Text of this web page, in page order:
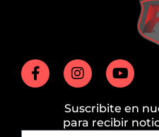
Suscribite en
para recibir